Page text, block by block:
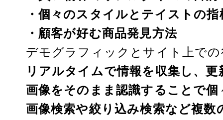
・個々のスタイルとテイストの指
・顧客が好む商品発見方法
デモグラフィックとサイト上で
リアルタイムで情報を収集し、更
画像をそのまま認識することで
画像検索や絞り込み検索など複数